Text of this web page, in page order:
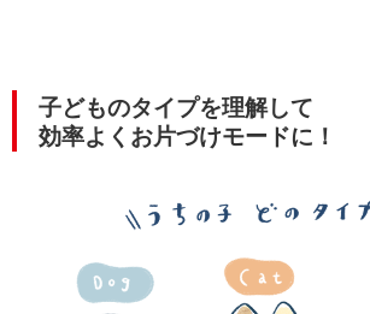
子どものタイプを理解して
効率よくお片づけモードに！